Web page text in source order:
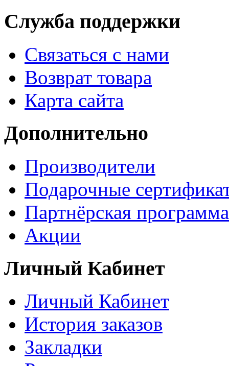
Служба поддержки
Связаться с нами
Возврат товара
Карта сайта
Дополнительно
Производители
Подарочные
Партнёрская программа
Акции
Личный Кабинет
Личный Кабинет
История заказов
Закладки